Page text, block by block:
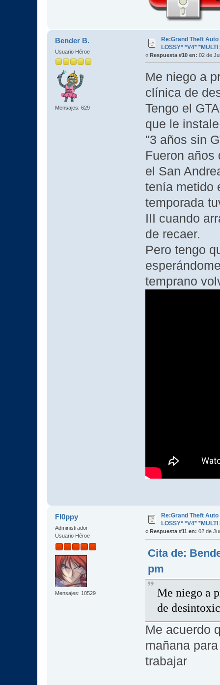
Bender B.
Usuario Héroe
Mensajes: 629
Re:Grand Theft
LOSSY* *V4*
« Respuesta #10 en: 02 de
Me niego a
clínica de
Tengo el
que le
"3 años sin
Fueron años
el San
tenía metido
temporada
III cuando
de recaer.
Pero tengo
temprano
Fl0ppy
Administrador
Usuario Héroe
Mensajes: 10529
Re:Grand Theft
LOSSY* *V4*
« Respuesta #11 en: 02 de
Cita de:
pm
Me niego a
de
Me acuerdo
mañana
trabajar